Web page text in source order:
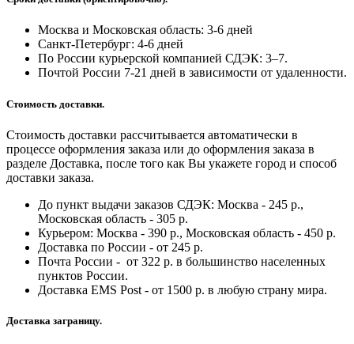
Москва и Московская область: 3-6 дней
Санкт-Петербург: 4-6 дней
По России курьерской компанией СДЭК: 3–7.
Почтой России 7-21 дней в зависимости от удаленности.
Стоимость доставки.
Стоимость доставки рассчитывается автоматически в
процессе оформления заказа или до оформления заказа в
разделе Доставка, после того как Вы укажете город и способ
доставки заказа.
До пункт выдачи заказов СДЭК: Москва - 245 р.,
Московская область - 305 р.
Курьером: Москва - 390 р., Московская область - 450 р.
Доставка по России - от 245 р.
Почта России - от 322 р. в большинство населенных
пунктов России.
Доставка EMS Post - от 1500 р. в любую страну мира.
Доставка заграницу.